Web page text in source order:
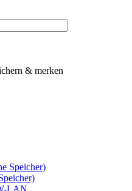
& merken
Speicher)
LAN